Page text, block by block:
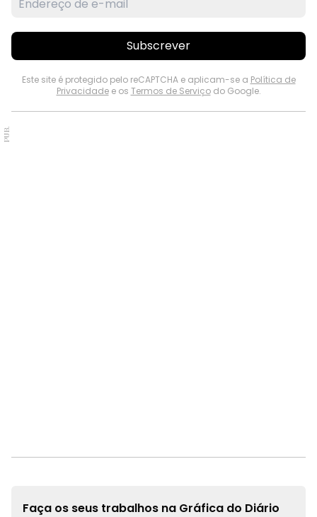
Subscrever
Este site é protegido pelo reCAPTCHA e aplicam-se a Política de
Privacidadee os Termos de Serviçodo Google.
PUB.
Faça os seus trabalhos na Gráfica do Diário